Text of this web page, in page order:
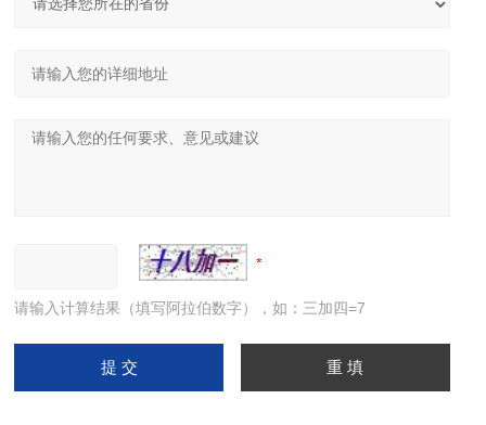
请输入计算结果（填写阿拉伯数字），如：三加四=7